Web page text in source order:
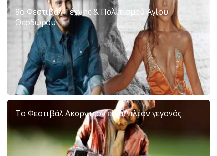
8ο Φεστιβάλ Τέχνης & Πολιτισμού Αγίου
Θεοδώρου
Το Φεστιβάλ Ακορντεόν είναι πλέον γεγονός